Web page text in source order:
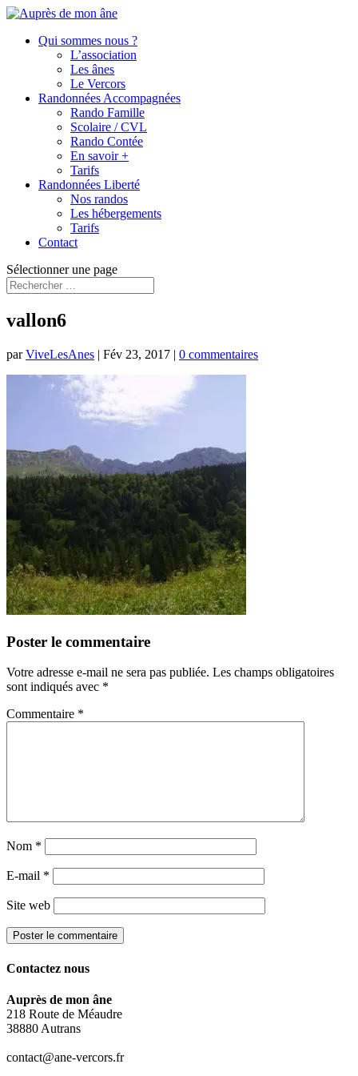
Qui sommes nous ?
L’association
Les ânes
Le Vercors
Randonnées Accompagnées
Rando Famille
Scolaire / CVL
Rando Contée
En savoir +
Tarifs
Randonnées Liberté
Nos randos
Les hébergements
Tarifs
Contact
Sélectionner une page
vallon6
parViveLesAnes | Fév 23, 2017 | 0 commentaires
Poster le commentaire
Votre adresse e-mail ne sera pas publiée. Les champs obligatoires
sont indiqués avec *
Commentaire *
Nom *
E-mail *
Site web
Contactez nous
Auprès de mon âne
218 Route de Méaudre
38880 Autrans
contact@ane-vercors.fr